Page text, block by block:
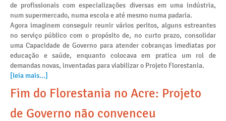
de profissionais com especializações diversas em uma indústria,
num supermercado, numa escola e até mesmo numa padaria.
Agora imaginem conseguir reunir vários peritos, alguns estreantes
no serviço público com o propósito de, no curto prazo, consolidar
uma Capacidade de Governo para atender cobranças imediatas por
educação e saúde, enquanto colocava em pratica um rol de
demandas novas, inventadas para viabilizar o Projeto Florestania.
[leia mais...]
Fim do Florestania no Acre: Projeto
de Governo não convenceu